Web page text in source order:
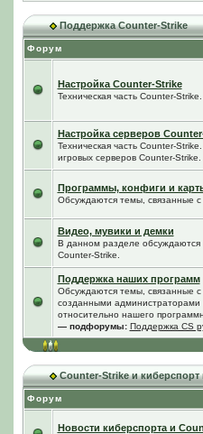
Поддержка Counter-Strike
Форум
Настройка Counter-Strike
Техническая часть Counter-
Настройка серверов
Техническая часть Counter-
игровых серверов Counter-Strike.
Программы, конфиги и
Обсуждаются темы, связанные
Видео, мувики и демки
В данном разделе обсуждаются
Counter-Strike.
Поддержка наших программ
Обсуждаются темы, связанные
созданными
относительно нашего
— подфорумы: Поддержка CS
Counter-Strike и
Форум
Новости киберспорта и